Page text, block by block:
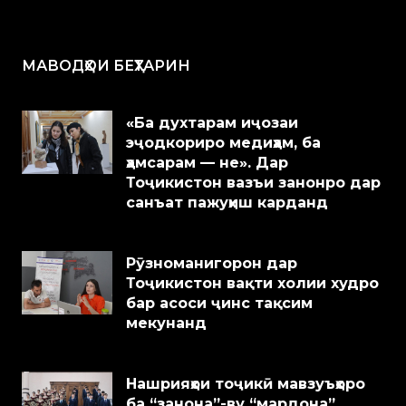
МАВОДҲОИ БЕҲТАРИН
«Ба духтарам иҷозаи
эҷодкориро медиҳам, ба
ҳамсарам — не». Дар
Тоҷикистон вазъи занонро дар
санъат пажуҳиш карданд
Рӯзноманигорон дар
Тоҷикистон вақти холии худро
бар асоси ҷинс тақсим
мекунанд
Нашрияҳои тоҷикӣ мавзуъҳоро